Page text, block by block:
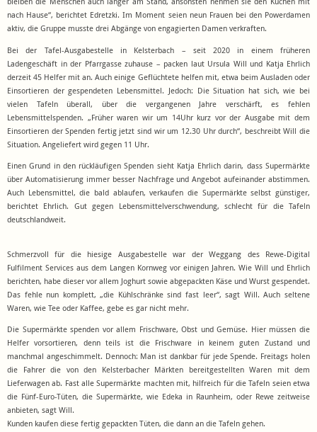
nach Hause“, berichtet Edretzki. Im Moment seien neun Frauen bei den Powerdamen
aktiv, die Gruppe musste drei Abgänge von engagierten Damen verkraften.
Bei der Tafel-Ausgabestelle in Kelsterbach – seit 2020 in einem früheren
Ladengeschäft in der Pfarrgasse zuhause – packen laut Ursula Will und Katja Ehrlich
derzeit 45 Helfer mit an. Auch einige Geflüchtete helfen mit, etwa beim Ausladen oder
Einsortieren der gespendeten Lebensmittel. Jedoch: Die Situation hat sich, wie bei
vielen Tafeln überall, über die vergangenen Jahre verschärft, es fehlen
Lebensmittelspenden. „Früher waren wir um 14Uhr kurz vor der Ausgabe mit dem
Einsortieren der Spenden fertig jetzt sind wir um 12.30 Uhr durch“, beschreibt Will die
Situation. Angeliefert wird gegen 11 Uhr.
Einen Grund in den rückläufigen Spenden sieht Katja Ehrlich darin, dass Supermärkte
über Automatisierung immer besser Nachfrage und Angebot aufeinander abstimmen.
Auch Lebensmittel, die bald ablaufen, verkaufen die Supermärkte selbst günstiger,
berichtet Ehrlich. Gut gegen Lebensmittelverschwendung, schlecht für die Tafeln
deutschlandweit.
Schmerzvoll für die hiesige Ausgabestelle war der Weggang des Rewe-Digital
Fulfilment Services aus dem Langen Kornweg vor einigen Jahren. Wie Will und Ehrlich
berichten, habe dieser vor allem Joghurt sowie abgepackten Käse und Wurst gespendet.
Das fehle nun komplett, „die Kühlschränke sind fast leer“, sagt Will. Auch seltene
Waren, wie Tee oder Kaffee, gebe es gar nicht mehr.
Die Supermärkte spenden vor allem Frischware, Obst und Gemüse. Hier müssen die
Helfer vorsortieren, denn teils ist die Frischware in keinem guten Zustand und
manchmal angeschimmelt. Dennoch: Man ist dankbar für jede Spende. Freitags holen
die Fahrer die von den Kelsterbacher Märkten bereitgestellten Waren mit dem
Lieferwagen ab. Fast alle Supermärkte machten mit, hilfreich für die Tafeln seien etwa
die Fünf-Euro-Tüten, die Supermärkte, wie Edeka in Raunheim, oder Rewe zeitweise
anbieten, sagt Will.
Kunden kaufen diese fertig gepackten Tüten, die dann an die Tafeln gehen.